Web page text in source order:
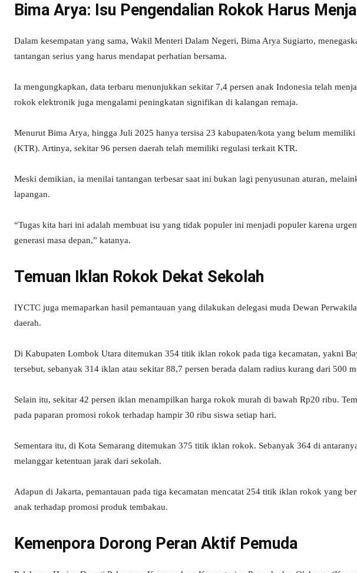
Bima Arya: Isu Pengendalian Rokok Harus
Dalam kesempatan yang sama, Wakil Menteri Dalam Negeri, Bima Arya Sugiarto,
tantangan serius yang harus mendapat perhatian bersama.
Ia mengungkapkan, data terbaru menunjukkan sekitar 7,4 persen anak Indonesia telah
rokok elektronik juga mengalami peningkatan signifikan di kalangan remaja.
Menurut Bima Arya, hingga Juli 2025 hanya tersisa 23 kabupaten/kota yang belum memiliki
(KTR). Artinya, sekitar 96 persen daerah telah memiliki regulasi terkait KTR.
Meski demikian, ia menilai tantangan terbesar saat ini bukan lagi penyusunan aturan,
lapangan.
“Tugas kita hari ini adalah membuat isu yang tidak populer ini menjadi populer karena
generasi masa depan,” katanya.
Temuan Iklan Rokok Dekat Sekolah
IYCTC juga memaparkan hasil pemantauan yang dilakukan delegasi muda Dewan
daerah.
Di Kabupaten Lombok Utara ditemukan 354 titik iklan rokok pada tiga kecamatan, yakni
tersebut, sebanyak 314 iklan atau sekitar 88,7 persen berada dalam radius kurang dari 500
Selain itu, sekitar 42 persen iklan menampilkan harga rokok murah di bawah Rp20 ribu.
pada paparan promosi rokok terhadap hampir 30 ribu siswa setiap hari.
Sementara itu, di Kota Semarang ditemukan 375 titik iklan rokok. Sebanyak 364 di
melanggar ketentuan jarak dari sekolah.
Adapun di Jakarta, pemantauan pada tiga kecamatan mencatat 254 titik iklan rokok yang
anak terhadap promosi produk tembakau.
Kemenpora Dorong Peran Aktif Pemuda